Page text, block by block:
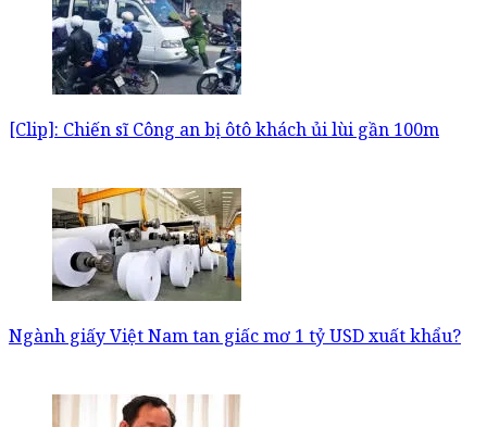
[Clip]: Chiến sĩ Công an bị ôtô khách ủi lùi gần 100m
Ngành giấy Việt Nam tan giấc mơ 1 tỷ USD xuất khẩu?